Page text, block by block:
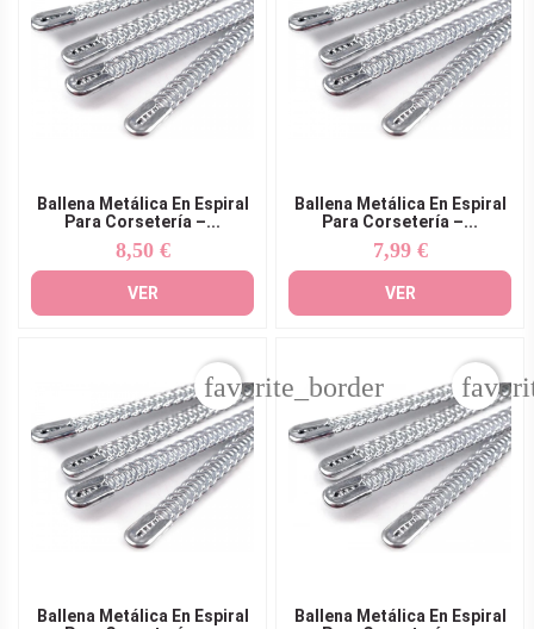
Ballena Metálica En Espiral
Para Corsetería –...
Precio
8,50 €
VER
Ballena Metálica En Espiral
Para Corsetería –...
Precio
7,99 €
VER
Ballena Metálica En Espiral
favorite_border
Ballena Metálica En Espiral